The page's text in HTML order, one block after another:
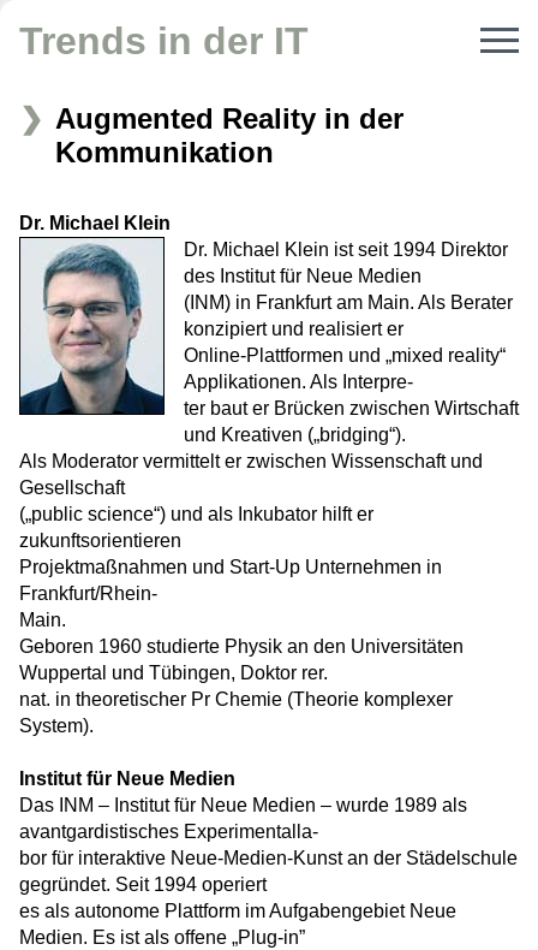
Trends in der IT
Augmented Reality in der
Kommunikation
Dr. Michael Klein
Dr. Michael Klein ist seit 1994 Direktor
des Institut für Neue Medien
(INM) in Frankfurt am Main. Als Berater
konzipiert und realisiert er
Online-Plattformen und „mixed reality“
Applikationen. Als Interpre-
ter baut er Brücken zwischen Wirtschaft
und Kreativen („bridging“).
Als Moderator vermittelt er zwischen Wissenschaft und
Gesellschaft
(„public science“) und als Inkubator hilft er
zukunftsorientieren
Projektmaßnahmen und Start-Up Unternehmen in
Frankfurt/Rhein-
Main.
Geboren 1960 studierte Physik an den Universitäten
Wuppertal und Tübingen, Doktor rer.
nat. in theoretischer Pr Chemie (Theorie komplexer
System).
Institut für Neue Medien
Das INM – Institut für Neue Medien – wurde 1989 als
avantgardistisches Experimentalla-
bor für interaktive Neue-Medien-Kunst an der Städelschule
gegründet. Seit 1994 operiert
es als autonome Plattform im Aufgabengebiet Neue
Medien. Es ist als offene „Plug-in”